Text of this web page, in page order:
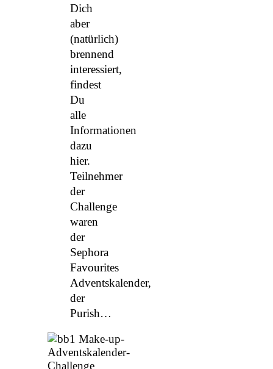
Dich
aber
(natürlich)
brennend
interessiert,
findest
Du
alle
Informationen
dazu
hier.
Teilnehmer
der
Challenge
waren
der
Sephora
Favourites
Adventskalender,
der
Purish…